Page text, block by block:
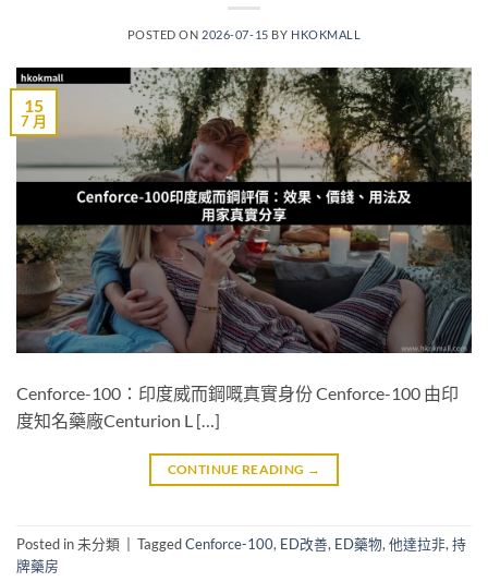
POSTED ON 2026-07-15 BY HKOKMALL
15
7 月
Cenforce-100：印度威而鋼嘅真實身份 Cenforce-100 由印
度知名藥廠Centurion L […]
CONTINUE READING →
Posted in 未分類 TaggedCenforce-100, ED改善, ED藥物, 他達拉非, 持
牌藥房